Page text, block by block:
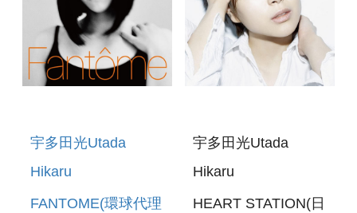
宇多田光Utada
Hikaru
FANTOME(環球代理
宇多田光Utada
Hikaru
HEART STATION(日